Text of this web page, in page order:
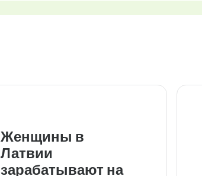
Женщины в
Латвии
зарабатывают на